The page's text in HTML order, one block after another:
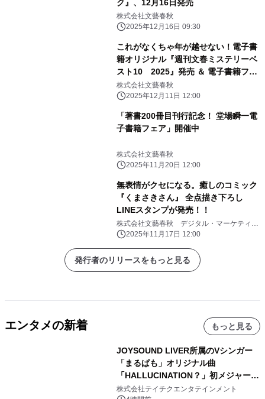
ク』、12月16日発売
株式会社文藝春秋
2025年12月16日 09:30
これがなくちゃ年が越せない！電子書
籍オリジナル『週刊文春ミステリーベ
スト10 2025』発売 ＆ 電子書籍フェ
ア「文藝春秋ミステリー大祭2025」開
催
株式会社文藝春秋
2025年12月11日 12:00
「著書200冊目刊行記念！ 堂場瞬一電
子書籍フェア」開催中
株式会社文藝春秋
2025年11月20日 12:00
無表情がクセになる。癒しのコミック
『くまさきさん』 全点描き下ろし
LINEスタンプが発売！！
株式会社文藝春秋 デジタル・マーケティン
グ部2025年11月17日 12:00
発行者のリリースをもっと見る
エンタメの新着 もっと見る
JOYSOUND LIVER所属のVシンガー
「まるぱも」オリジナル曲
「HALLUCINATION？」初メジャー配
信リリース決定！
株式会社テイチクエンタテインメント